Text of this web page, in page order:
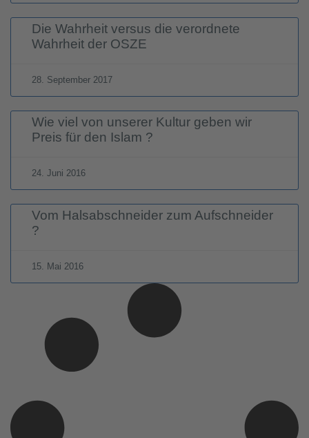
Die Wahrheit versus die verordnete
Wahrheit der OSZE
28. September 2017
Wie viel von unserer Kultur geben wir
Preis für den Islam ?
24. Juni 2016
Vom Halsabschneider zum Aufschneider
?
15. Mai 2016